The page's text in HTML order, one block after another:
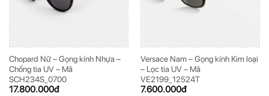
Chopard Nữ – Gọng kính Nhựa –
Chống tia UV – Mã
SCH234S_0700
17.800.000đ
Versace Nam – Gọng kính Kim loại
– Lọc tia UV – Mã
VE2199_12524T
7.600.000đ